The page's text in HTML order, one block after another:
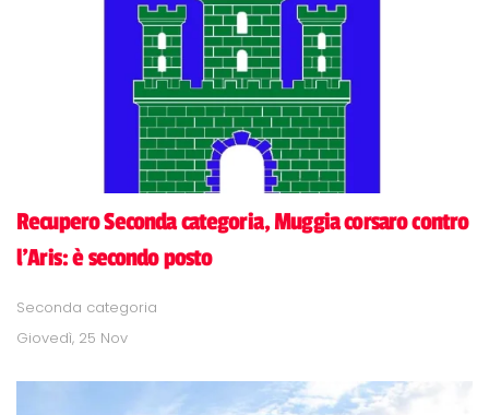
Recupero Seconda categoria, Muggia corsaro contro
l'Aris: è secondo posto
Seconda categoria
Giovedì, 25 Nov